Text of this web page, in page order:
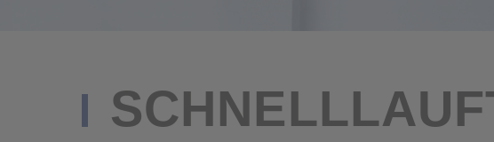
Marketing
Wir schalten Werbung auf Drittseiten, u.A.
auf diesen Seiten wiederzuerkennen und